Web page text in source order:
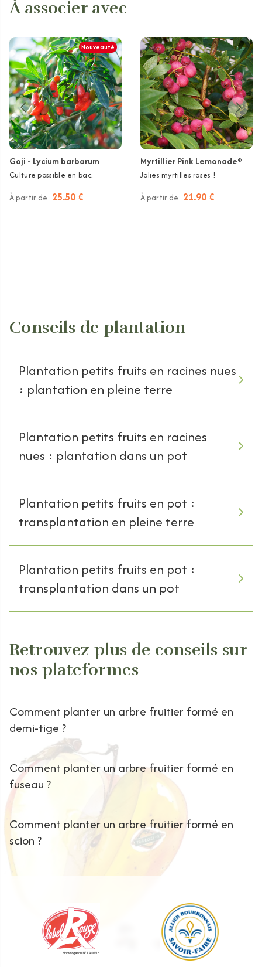
À associer avec
Nouveauté
Goji - Lycium barbarum
Culture possible en bac.
À partir de 25.50 €
Myrtillier Pink Lemonade®
Jolies myrtilles roses !
À partir de 21.90 €
Conseils de plantation
Plantation petits fruits en racines nues
: plantation en pleine terre
Plantation petits fruits en racines
nues : plantation dans un pot
Plantation petits fruits en pot :
transplantation en pleine terre
Plantation petits fruits en pot :
transplantation dans un pot
Retrouvez plus de conseils sur
nos plateformes
Comment planter un arbre fruitier formé en
demi-tige ?
Comment planter un arbre fruitier formé en
fuseau ?
Comment planter un arbre fruitier formé en
scion ?